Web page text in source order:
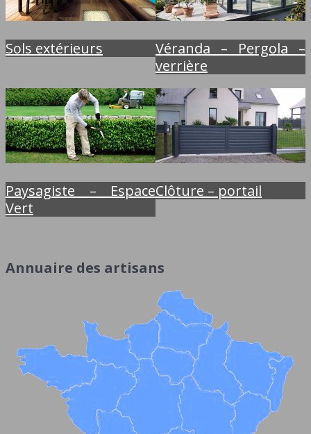
Sols extérieurs
Véranda – Pergola –
verrière
Paysagiste – Espace
Vert
Clôture – portail
Annuaire des artisans